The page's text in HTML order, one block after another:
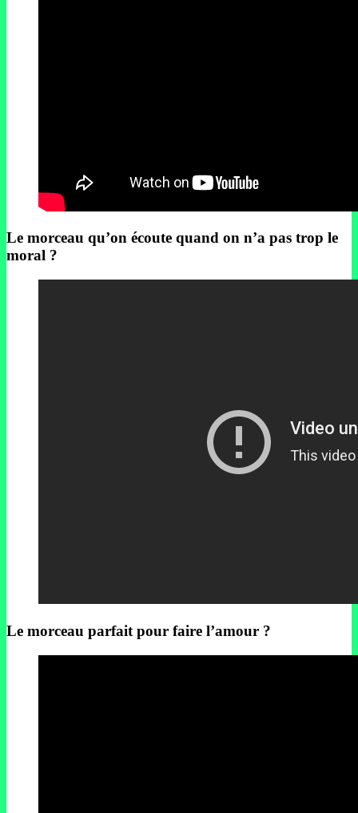
Le morceau qu’on écoute quand on n’a pas trop le
moral ?
Le morceau parfait pour faire l’amour ?